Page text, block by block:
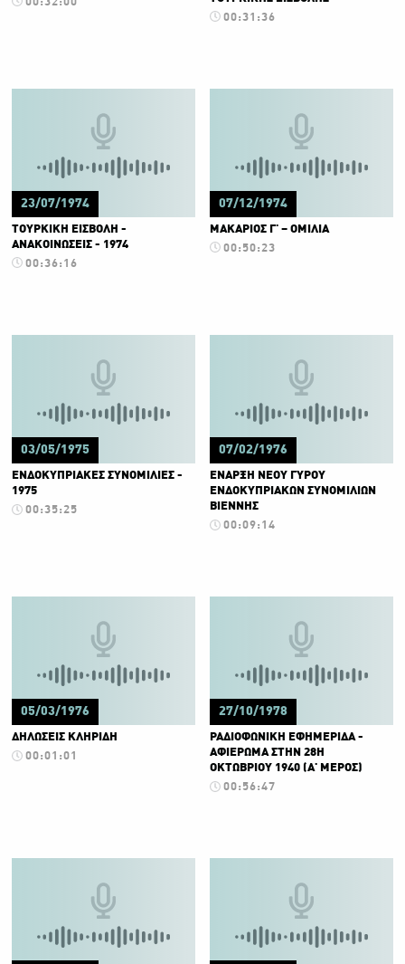
00:32:00
00:31:36
23/07/1974
ΤΟΥΡΚΙΚΗ ΕΙΣΒΟΛΗ -
ΑΝΑΚΟΙΝΩΣΕΙΣ - 1974
00:36:16
07/12/1974
ΜΑΚΑΡΙΟΣ Γ' – ΟΜΙΛΙΑ
00:50:23
03/05/1975
ΕΝΔΟΚΥΠΡΙΑΚΕΣ ΣΥΝΟΜΙΛΙΕΣ -
1975
00:35:25
07/02/1976
ΕΝΑΡΞΗ ΝΕΟΥ ΓΥΡΟΥ
ΕΝΔΟΚΥΠΡΙΑΚΩΝ ΣΥΝΟΜΙΛΙΩΝ
ΒΙΕΝΝΗΣ
00:09:14
05/03/1976
ΔΗΛΩΣΕΙΣ ΚΛΗΡΙΔΗ
00:01:01
27/10/1978
ΡΑΔΙΟΦΩΝΙΚΗ ΕΦΗΜΕΡΙΔΑ -
ΑΦΙΕΡΩΜΑ ΣΤΗΝ 28Η
ΟΚΤΩΒΡΙΟΥ 1940 (Α' ΜΕΡΟΣ)
00:56:47